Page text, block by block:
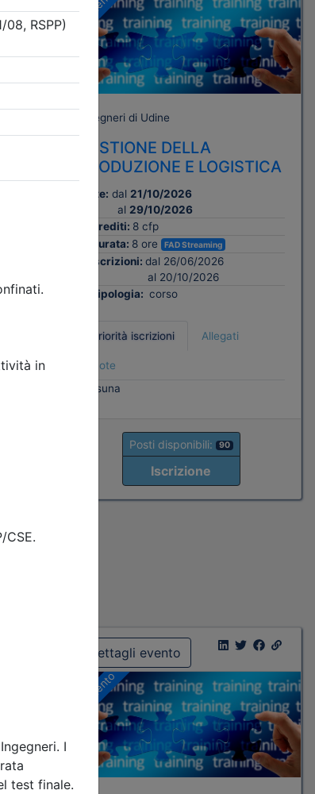
A pagamento
Ingegneri di Udine
GESTIONE DELLA
PRODUZIONE E LOGISTICA
Date: dal 21/10/2026
al 29/10/2026
Crediti: 8 cfp
Durata: 8 ore FAD Streaming
Iscrizioni: dal 26/06/2026
al 20/10/2026
Tipologia: corso
Priorità iscrizioni Allegati
Note
nessuna
Posti disponibili: 90
Iscrizione
Dettagli evento
A pagamento